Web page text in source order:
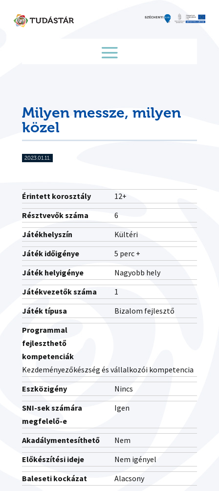
content
Milyen messze, milyen
közel
2023.01.11.
Érintett korosztály
12+
Résztvevők száma
6
Játékhelyszín
Kültéri
Játék időigénye
5 perc +
Játék helyigénye
Nagyobb hely
Játékvezetők száma
1
Játék típusa
Bizalom fejlesztő
Programmal
fejleszthető
kompetenciák
Kezdeményezőkészség és vállalkozói kompetencia
Eszközigény
Nincs
SNI-sek számára
megfelelő-e
Igen
Akadálymentesíthető
Nem
Előkészítési ideje
Nem igényel
Baleseti kockázat
Alacsony